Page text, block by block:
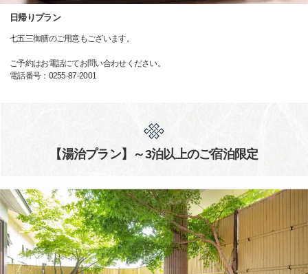
日帰りプラン
七五三御膳のご用意もございます。
ご予約はお電話にてお問い合わせください。
電話番号：0255-87-2001
【湯治プラン】～3泊以上のご宿泊限定